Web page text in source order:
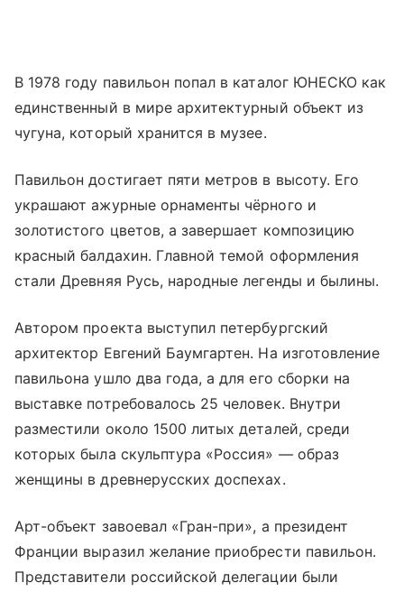
В 1978 году павильон попал в каталог ЮНЕСКО как
единственный в мире архитектурный объект из
чугуна, который хранится в музее.
Павильон достигает пяти метров в высоту. Его
украшают ажурные орнаменты чёрного и
золотистого цветов, а завершает композицию
красный балдахин. Главной темой оформления
стали Древняя Русь, народные легенды и былины.
Автором проекта выступил петербургский
архитектор Евгений Баумгартен. На изготовление
павильона ушло два года, а для его сборки на
выставке потребовалось 25 человек. Внутри
разместили около 1500 литых деталей, среди
которых была скульптура «Россия» — образ
женщины в древнерусских доспехах.
Арт-объект завоевал «Гран-при», а президент
Франции выразил желание приобрести павильон.
Представители российской делегации были